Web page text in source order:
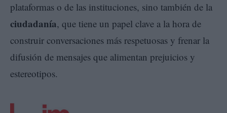
plataformas o de las instituciones, sino también de la
ciudadanía, que tiene un papel clave a la hora de
construir conversaciones más respetuosas y frenar la
difusión de mensajes que alimentan prejuicios y
estereotipos.